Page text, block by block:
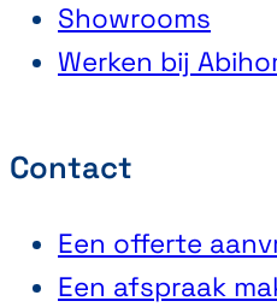
Showrooms
Werken bij
Contact
Een offerte
Een afspraak